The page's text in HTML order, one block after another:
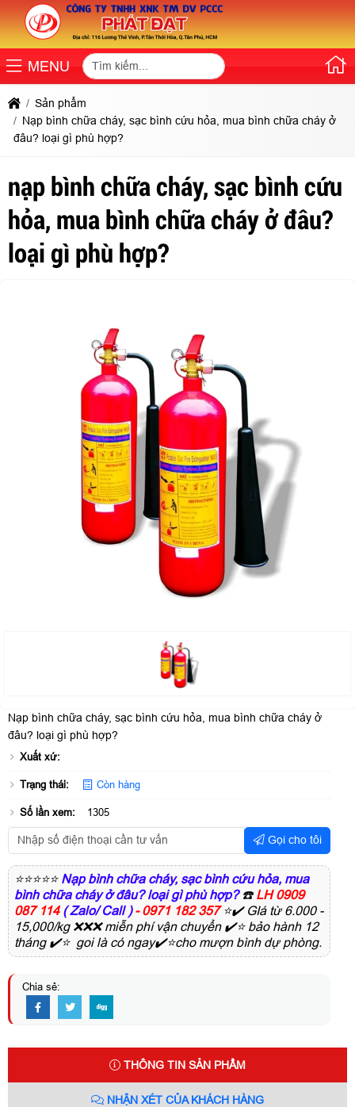
MENU
Sản phẩm
Nạp bình chữa cháy, sạc bình cứu hỏa, mua bình chữa cháy ở
đâu? loại gì phù hợp?
nạp bình chữa cháy, sạc bình cứu
hỏa, mua bình chữa cháy ở đâu?
loại gì phù hợp?
Nạp bình chữa cháy, sạc bình cứu hỏa, mua bình chữa cháy ở
đâu? loại gì phù hợp?
Xuất xứ:
Trạng thái: Còn hàng
Số lần xem: 1305
Gọi cho tôi
⭐⭐⭐⭐⭐ Nạp bình chữa cháy, sạc bình cứu hỏa, mua
bình chữa cháy ở đâu? loại gì phù hợp? ☎️ LH 0909
087 114 ( Zalo/ Call )- 0971 182 357⭐✔️ GIá từ 6.000 -
15,000/kg ❌❌❌ miễn phí vận chuyển ✔️⭐ bảo hành 12
tháng ✔️⭐ goi là có ngay✔️⭐cho mượn bình dự phòng.
Chia sẻ:
THÔNG TIN SẢN PHẨM
NHẬN XÉT CỦA KHÁCH HÀNG